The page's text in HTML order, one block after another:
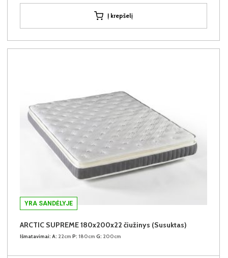
Į krepšelį
YRA SANDĖLYJE
ARCTIC SUPREME 180x200x22 čiužinys (Susuktas)
Išmatavimai: A: 22cm P: 180cm G: 200cm